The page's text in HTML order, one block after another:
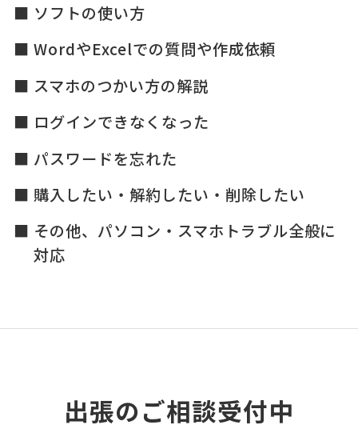
ソフトの使い方
WordやExcelでの質問や作成依頼
スマホのつかい方の解説
ログインできなくなった
パスワードを忘れた
購入したい・解約したい・削除したい
その他、パソコン・スマホトラブル全般に
対応
出張のご相談受付中